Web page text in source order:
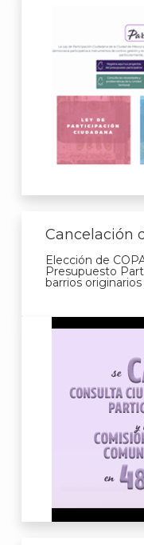
Cancelación
Elección de
Presupuesto
barrios originarios